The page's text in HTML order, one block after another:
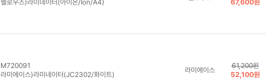
펠로우즈)라미네이터(아이온/Ion/A4)
67,600원
M720091
라미에이스)라미네이터(JC2302/화이트)
라미에이스
61,200원
52,100원